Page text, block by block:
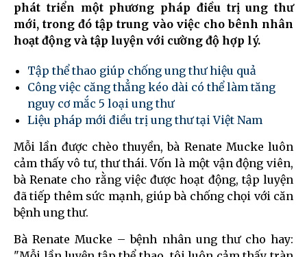
phát triển một phương pháp điều trị ung thư
mới, trong đó tập trung vào việc cho bênh nhân
hoạt động và tập luyện với cường độ hợp lý.
Tập thể thao giúp chống ung thư hiệu quả
Công việc căng thẳng kéo dài có thể làm tăng
nguy cơ mắc 5 loại ung thư
Liệu pháp mới điều trị ung thư tại Việt Nam
Mỗi lần được chèo thuyền, bà Renate Mucke luôn
cảm thấy vô tư, thư thái. Vốn là một vận động viên,
bà Renate cho rằng việc được hoạt động, tập luyện
đã tiếp thêm sức mạnh, giúp bà chống chọi với căn
bệnh ung thư.
Bà Renate Mucke – bệnh nhân ung thư cho hay: